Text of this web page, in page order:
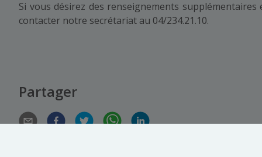
Si vous désirez des renseignements
contacter notre secrétariat au 04/234.21.10.
Partager